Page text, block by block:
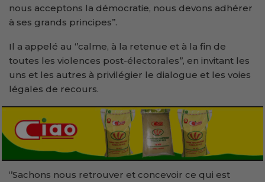
nous acceptons la démocratie, nous devons adhérer
à ses grands principes’’.
Il a appelé au ‘’calme, à la retenue et à la fin de
toutes les violences post-électorales’’, en invitant les
uns et les autres à privilégier le dialogue et les voies
légales de recours.
‘’Sachons nous retrouver et concevoir ce qui est